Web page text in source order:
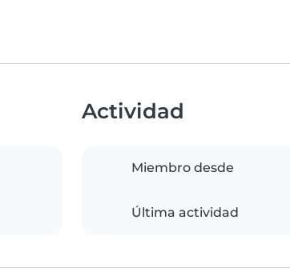
Actividad
Miembro desde
Última actividad